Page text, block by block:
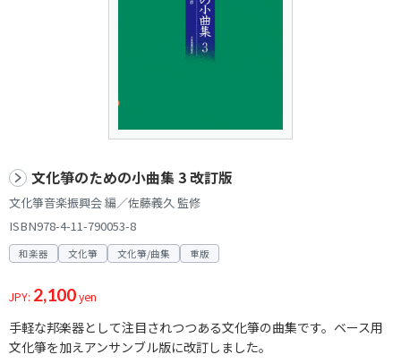
文化箏のための小曲集 3 改訂版
文化箏音楽振興会 編／佐藤義久 監修
ISBN978-4-11-790053-8
和楽器 文化箏 文化箏/曲集 重版
JPY: 2,100yen
手軽な邦楽器として注目されつつある文化箏の曲集です。ベース用
文化箏を加えアンサンブル版に改訂しました。